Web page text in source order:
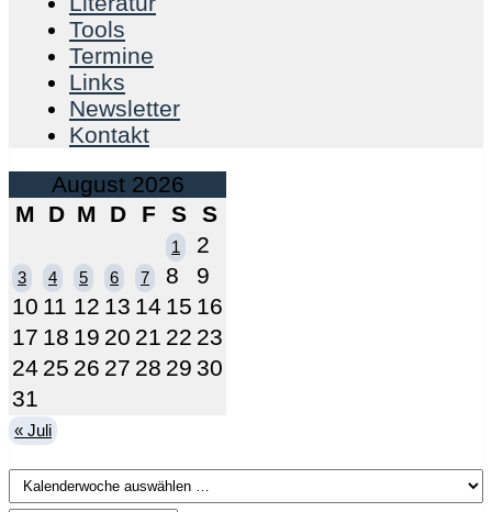
Tools
Termine
Links
Newsletter
Kontakt
August 2026
M
D M D F S S
1 2
3 4 5 6 7 8
9
10 11 12 13 14 15 16
17 18 19 20 21 22 23
24 25 26 27 28 29 30
31
« Juli